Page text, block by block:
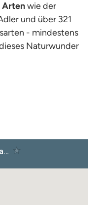
Artenwie der
und über 321
- mindestens
Naturwunder